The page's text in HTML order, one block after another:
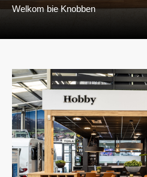
Welkom bie Knobben